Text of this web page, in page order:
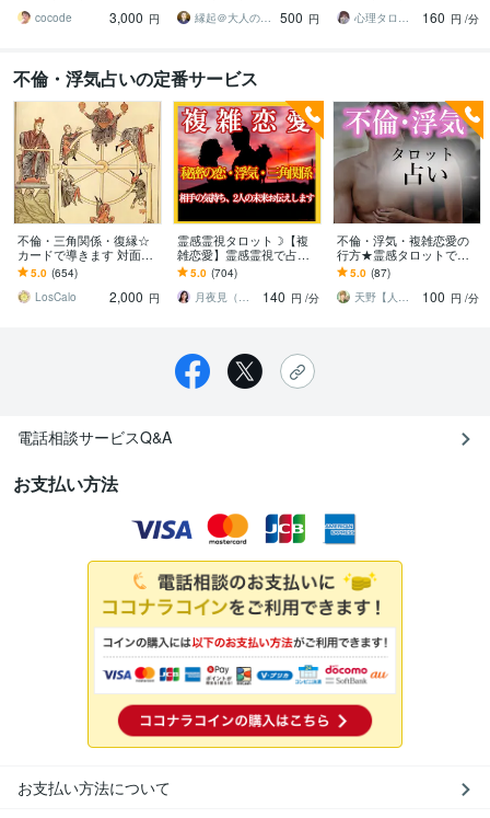
のモヤモヤを解決します
cocode
3,000 円
よる究極霊視鑑定
縁起＠大人の恋愛占い師
500 円
ポートします
心理タロット 愛乃巫奏（アムールのぶえ）
160 円 /分
不倫・浮気占いの定番サービス
不倫・三角関係・復縁☆
カードで導きます 対面占
いの鑑定歴15年のプロ占
い師の丁寧・安心鑑定
5.0 (654)
LosCalo
2,000 円
霊感霊視タロット☽【複
雑恋愛】霊感霊視で占い
ます 【浮気・三角関係】
複雑な恋愛の悩みを解決
に導く霊感タロット
5.0 (704)
月夜見（つくよみ）☾霊感タロット占い師
140 円 /分
不倫・浮気・複雑恋愛の
行方★霊感タロットで占
います 遊び？体目当て？
捨てられる？バレる？裁
判になる？相手の気持ち
5.0 (87)
天野【人生相談・霊感占い師あまの】
100 円 /分
電話相談サービスQ&A
お支払い方法
お支払い方法について